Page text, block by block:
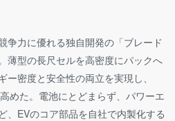
争力に優れる独自開発の「ブレード
薄型の長尺セルを高密度にパックへ
密度と安全性の両立を実現し、
めた。電池にとどまらず、パワーエ
、EVのコア部品を自社で内製化する